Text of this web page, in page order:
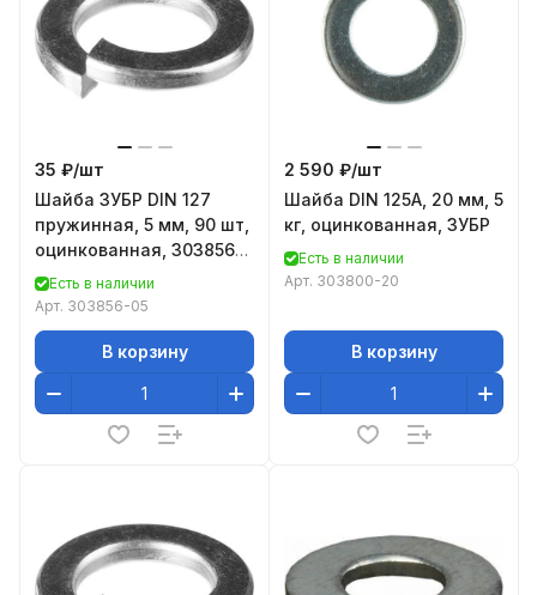
35 ₽/шт
Шайба ЗУБР DIN 127
пружинная, 5 мм, 90 шт,
оцинкованная, 303856-
05Есть в наличии
Арт. 303856-05
В корзину
2 590 ₽/шт
Шайба DIN 125A, 20 мм, 5
кг, оцинкованная, ЗУБР
Есть в наличии
Арт. 303800-20
В корзину